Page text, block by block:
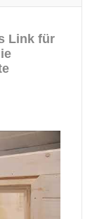
Link für